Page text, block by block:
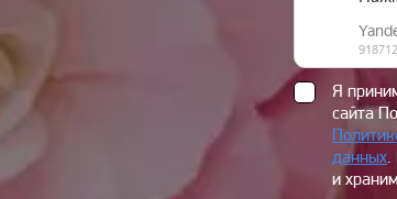
Я
сайта
данных.
и